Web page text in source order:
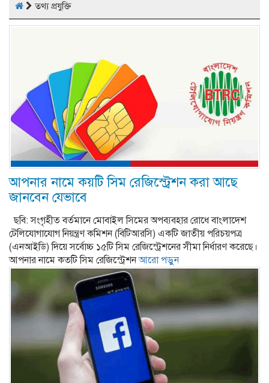
তথ্য প্রযুক্তি
আপনার নামে কয়টি সিম রেজিস্ট্রেশন করা আছে
জানবেন যেভাবে
ছবি: সংগৃহীত বর্তমানে মোবাইল সিমের অপব্যবহার রোধে বাংলাদেশ
টেলিযোগাযোগ নিয়ন্ত্রণ কমিশন (বিটিআরসি) একটি জাতীয় পরিচয়পত্র
(এনআইডি) দিয়ে সর্বোচ্চ ১৫টি সিম রেজিস্ট্রেশনের সীমা নির্ধারণ করেছে।
আপনার নামে কতটি সিম রেজিস্ট্রেশনআরো পড়ুন